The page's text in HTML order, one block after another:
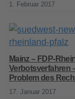
1. Februar 2017
Mainz – FDP-
Verbotsverfahren
Problem des
17. Januar 2017